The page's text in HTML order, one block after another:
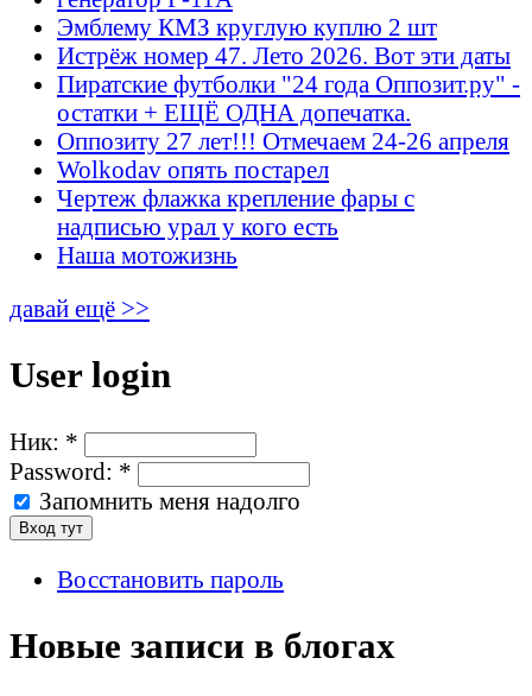
Эмблему КМЗ круглую куплю 2 шт
Истрёж номер 47. Лето 2026. Вот эти даты
Пиратские футболки "24 года Оппозит.ру" -
остатки + ЕЩЁ ОДНА допечатка.
Оппозиту 27 лет!!! Отмечаем 24-26 апреля
Wolkodav опять постарел
Чертеж флажка крепление фары с
надписью урал у кого есть
Наша мотожизнь
давай ещё >>
User login
Ник: *
Password: *
Запомнить меня надолго
Восстановить пароль
Новые записи в блогах